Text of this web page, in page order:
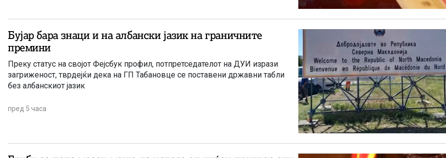
Бујар бара знаци и на албански јазик на граничните
премини
Преку статус на својот Фејсбук профил, потпретседателот на ДУИ изрази
загриженост, тврдејќи дека на ГП Табановце се поставени државни табли
без албанскиот јазик
пред 5 часа